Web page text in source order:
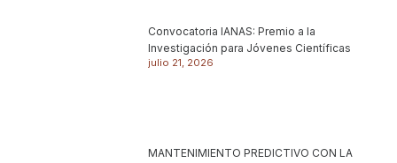
Convocatoria IANAS: Premio a la
Investigación para Jóvenes Científicas
julio 21, 2026
MANTENIMIENTO PREDICTIVO CON LA